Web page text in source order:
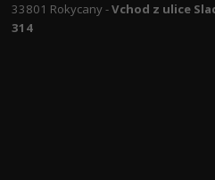
33801 Rokycany -Vchod z ulice
314